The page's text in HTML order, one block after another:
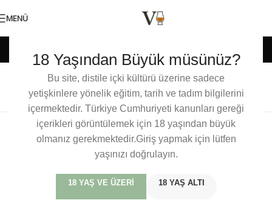
18 Yaşından Büyük müsünüz?
Bu site, distile içki kültürü üzerine sadece
yetişkinlere yönelik eğitim, tarih ve tadım bilgilerini
içermektedir. Türkiye Cumhuriyeti kanunları gereği
içerikleri görüntülemek için 18 yaşından büyük
olmanız gerekmektedir.Giriş yapmak için lütfen
yaşınızı doğrulayın.
18 YAŞ VE ÜZERI 18 YAŞ ALTI
MENÜ
Etiket arşivleri: Seyahat
Tennessee Viski Turu